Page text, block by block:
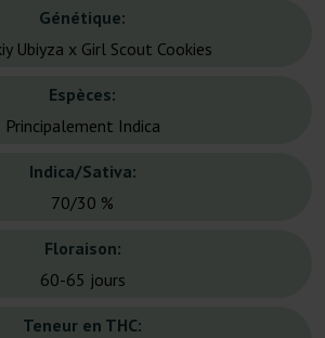
Génétique:
Ubiyza x Girl Scout Cookies
Espèces:
Principalement Indica
Indica/Sativa:
70/30 %
Floraison:
60-65 jours
Teneur en THC: